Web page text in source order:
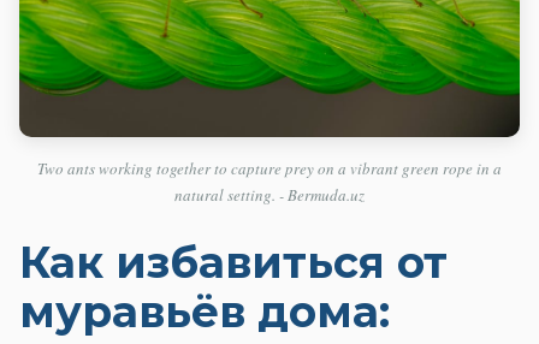
Two ants working together to capture prey on a vibrant green rope in a
natural setting. - Bermuda.uz
Как избавиться от
муравьёв дома: